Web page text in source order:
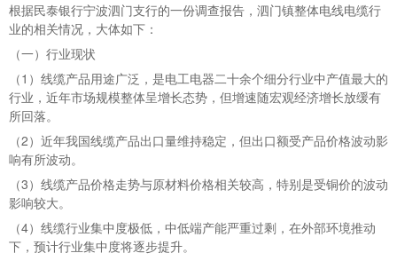
根据民泰银行宁波泗门支行的一份调查报告，泗门镇整体电线电缆行
业的相关情况，大体如下：
（一）行业现状
（1）线缆产品用途广泛，是电工电器二十余个细分行业中产值最大的
行业，近年市场规模整体呈增长态势，但增速随宏观经济增长放缓有
所回落。
（2）近年我国线缆产品出口量维持稳定，但出口额受产品价格波动影
响有所波动。
（3）线缆产品价格走势与原材料价格相关较高，特别是受铜价的波动
影响较大。
（4）线缆行业集中度极低，中低端产能严重过剩，在外部环境推动
下，预计行业集中度将逐步提升。